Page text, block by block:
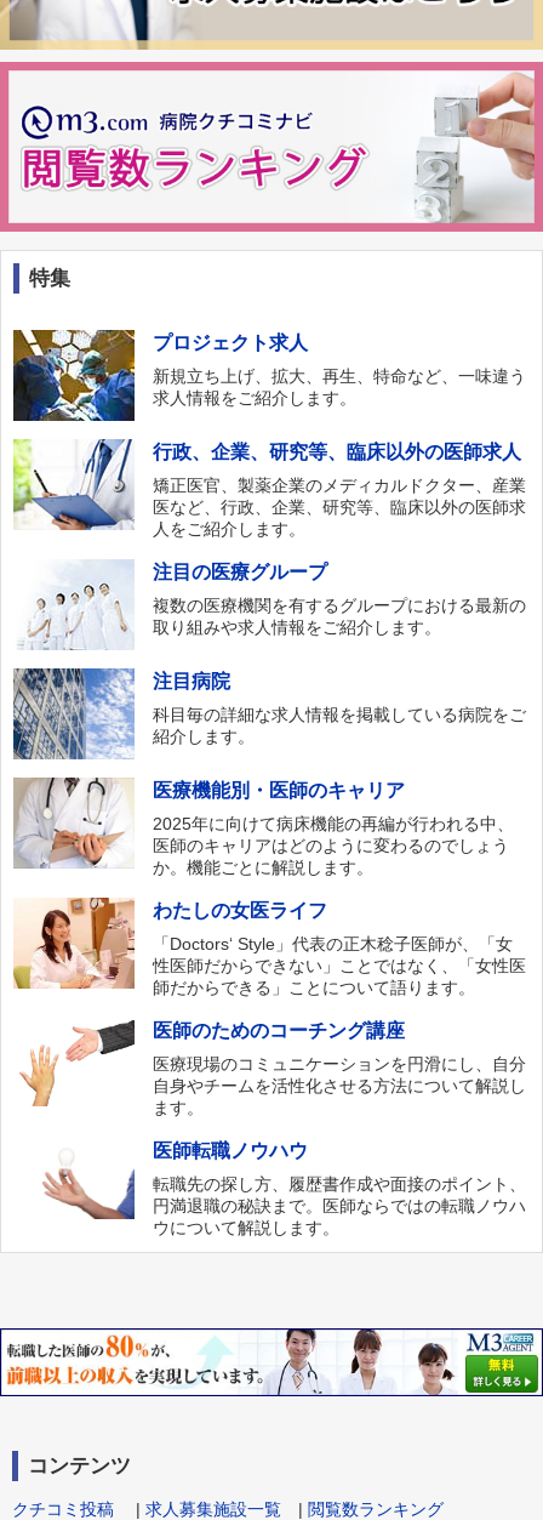
特集
プロジェクト求人
新規立ち上げ、拡大、再生、特命など、一味違う
求人情報をご紹介します。
行政、企業、研究等、臨床以外の医師求人
矯正医官、製薬企業のメディカルドクター、産業
医など、行政、企業、研究等、臨床以外の医師求
人をご紹介します。
注目の医療グループ
複数の医療機関を有するグループにおける最新の
取り組みや求人情報をご紹介します。
注目病院
科目毎の詳細な求人情報を掲載している病院をご
紹介します。
医療機能別・医師のキャリア
2025年に向けて病床機能の再編が行われる中、
医師のキャリアはどのように変わるのでしょう
か。機能ごとに解説します。
わたしの女医ライフ
「Doctors‘ Style」代表の正木稔子医師が、「女
性医師だからできない」ことではなく、「女性医
師だからできる」ことについて語ります。
医師のためのコーチング講座
医療現場のコミュニケーションを円滑にし、自分
自身やチームを活性化させる方法について解説し
ます。
医師転職ノウハウ
転職先の探し方、履歴書作成や面接のポイント、
円満退職の秘訣まで。医師ならではの転職ノウハ
ウについて解説します。
コンテンツ
クチコミ投稿 | 求人募集施設一覧 | 閲覧数ランキング